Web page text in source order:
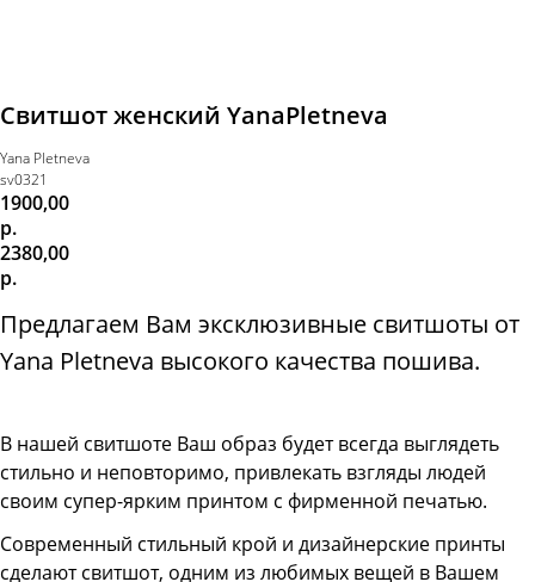
Свитшот женский YanaPletneva
Yana Pletneva
sv0321
1900,00
р.
2380,00
р.
Предлагаем Вам эксклюзивные свитшоты от
Yana Pletneva высокого качества пошива.
В нашей свитшоте Ваш образ будет всегда выглядеть
стильно и неповторимо, привлекать взгляды людей
своим супер-ярким принтом с фирменной печатью.
Современный стильный крой и дизайнерские принты
сделают свитшот, одним из любимых вещей в Вашем